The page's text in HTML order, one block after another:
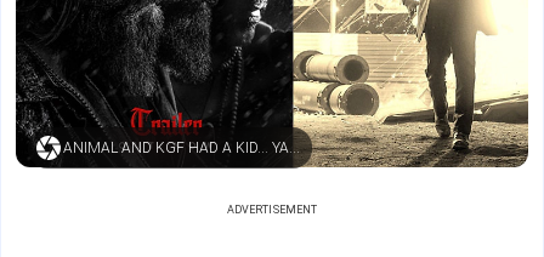
ANIMAL AND KGF HAD A KID… YASH NAMED HIM TOXIC
ADVERTISEMENT